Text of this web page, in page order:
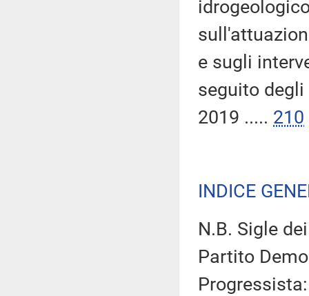
e sugli
seguito
2019 ..... 210
INDICE
N.B. Sigle
Partito